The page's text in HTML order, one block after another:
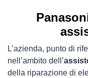
L’azienda, punto di
nell’ambito dell’
della riparazione di